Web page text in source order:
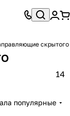
14
популярные